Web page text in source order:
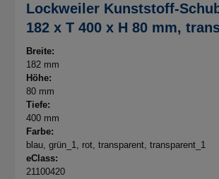
Lockweiler Kunststoff-
182 x T 400 x H 80 mm,
Typ D-4
Breite:
182 mm
Höhe:
80 mm
Tiefe:
400 mm
Farbe:
blau, grün_1, rot, transparent, transparent_1
eClass:
21100420